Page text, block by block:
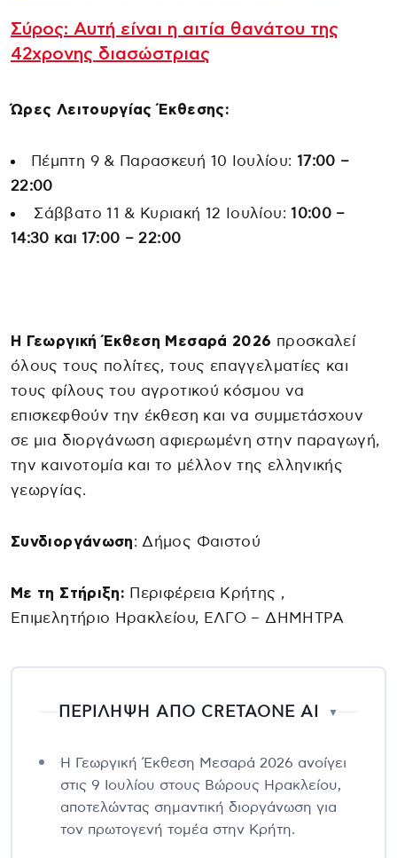
Σύρος: Αυτή είναι η αιτία θανάτου της
42χρονης διασώστριας
Ώρες Λειτουργίας Έκθεσης:
Πέμπτη 9 & Παρασκευή 10 Ιουλίου: 17:00 –
22:00
Σάββατο 11 & Κυριακή 12 Ιουλίου: 10:00 –
14:30 και 17:00 – 22:00
Η Γεωργική Έκθεση Μεσαρά 2026 προσκαλεί
όλους τους πολίτες, τους επαγγελματίες και
τους φίλους του αγροτικού κόσμου να
επισκεφθούν την έκθεση και να συμμετάσχουν
σε μια διοργάνωση αφιερωμένη στην παραγωγή,
την καινοτομία και το μέλλον της ελληνικής
γεωργίας.
Συνδιοργάνωση: Δήμος Φαιστού
Με τη Στήριξη: Περιφέρεια Κρήτης ,
Επιμελητήριο Ηρακλείου, ΕΛΓΟ – ΔΗΜΗΤΡΑ
ΠΕΡΙΛΗΨΗ ΑΠΟ CRETAONE AI ▼
Η Γεωργική Έκθεση Μεσαρά 2026 ανοίγει
στις 9 Ιουλίου στους Βώρους Ηρακλείου,
αποτελώντας σημαντική διοργάνωση για
τον πρωτογενή τομέα στην Κρήτη.